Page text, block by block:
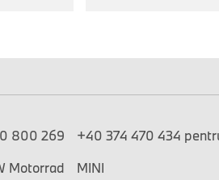
800 269 +40 374 470 434
Motorrad MINI